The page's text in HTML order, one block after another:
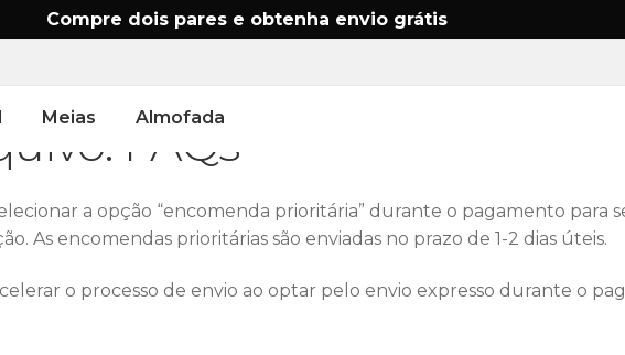
Compre dois pares e obtenha envio grátis
Meias Almofada
FAQs
a opção “encomenda prioritária” durante o pagamento para
As encomendas prioritárias são enviadas no prazo de 1-2 dias úteis.
o processo de envio ao optar pelo envio expresso durante o